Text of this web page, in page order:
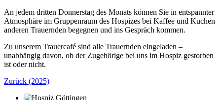
An jedem dritten Donnerstag des Monats können Sie in entspannter
Atmosphäre im Gruppenraum des Hospizes bei Kaffee und Kuchen
anderen Trauernden begegnen und ins Gespräch kommen.
Zu unserem Trauercafé sind alle Trauernden eingeladen –
unabhängig davon, ob der Zugehörige bei uns im Hospiz gestorben
ist oder nicht.
Zurück (2025)